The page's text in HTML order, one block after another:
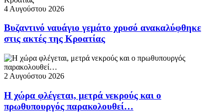
4 Αυγούστου 2026
Βυζαντινό ναυάγιο γεμάτο χρυσό ανακαλύφθηκε
στις ακτές της Κροατίας
2 Αυγούστου 2026
Η χώρα φλέγεται, μετρά νεκρούς και ο
πρωθυπουργός παρακολουθεί…